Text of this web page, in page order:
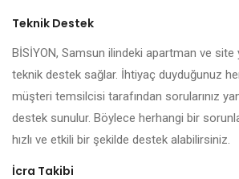
Teknik Destek
BİSİYON, Samsun ilindeki apartman ve
teknik destek sağlar. İhtiyaç duyduğunuz
müşteri temsilcisi tarafından sorularınız
destek sunulur. Böylece herhangi bir sorunla
hızlı ve etkili bir şekilde destek alabilirsiniz.
İcra Takibi